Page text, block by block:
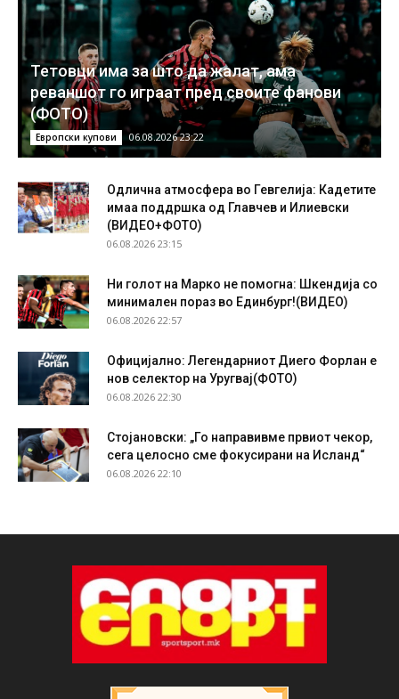
Тетовци има за што да жалат, ама
реваншот го играат пред своите фанови
(ФОТО)
Европски купови 06.08.2026 23:22
Одлична атмосфера во Гевгелија: Кадетите
имаа поддршка од Главчев и Илиевски
(ВИДЕО+ФОТО)
06.08.2026 23:15
Ни голот на Марко не помогна: Шкендија со
минимален пораз во Единбург!(ВИДЕО)
06.08.2026 22:57
Официјално: Легендарниот Диего Форлан е
нов селектор на Уругвај(ФОТО)
06.08.2026 22:30
Стојановски: „Го направивме првиот чекор,
сега целосно сме фокусирани на Исланд“
06.08.2026 22:10